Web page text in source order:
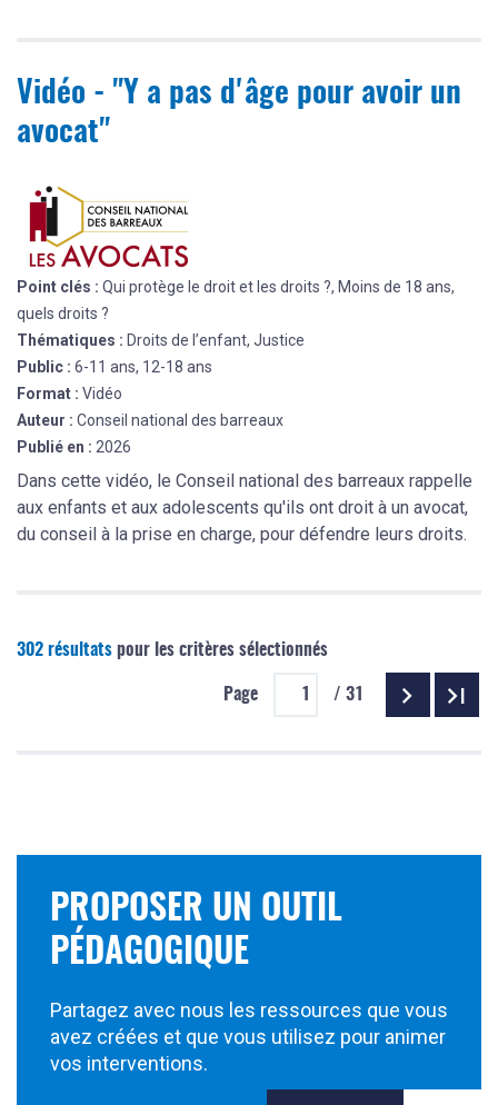
Vidéo - "Y a pas d'âge pour avoir un
avocat"
Point clés : Qui protège le droit et les droits ?, Moins de 18 ans,
quels droits ?
Thématiques : Droits de l’enfant, Justice
Public : 6-11 ans, 12-18 ans
Format : Vidéo
Auteur : Conseil national des barreaux
Publié en : 2026
Dans cette vidéo, le Conseil national des barreaux rappelle
aux enfants et aux adolescents qu'ils ont droit à un avocat,
du conseil à la prise en charge, pour défendre leurs droits.
302 résultats pour les critères sélectionnés
Page / 31
PROPOSER UN OUTIL
PÉDAGOGIQUE
Partagez avec nous les ressources que vous
avez créées et que vous utilisez pour animer
vos interventions.